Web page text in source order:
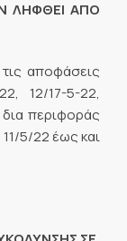
ΛΗΦΘΕΙ ΑΠΟ
αποφάσεις
12/17-5-22,
περιφοράς
5/22 έως και